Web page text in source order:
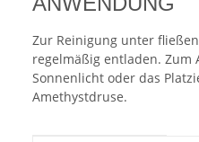
Zur Reinigung unter
regelmäßig entladen. Zum
Sonnenlicht oder das
Amethystdruse.